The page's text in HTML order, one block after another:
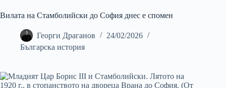
Вилата на Стамболийски до София днес е спомен
Георги Драганов
24/02/2026
Българска история